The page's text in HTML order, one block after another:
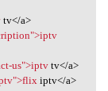
tv</a>
us">iptvtv</a>
iptv</a>